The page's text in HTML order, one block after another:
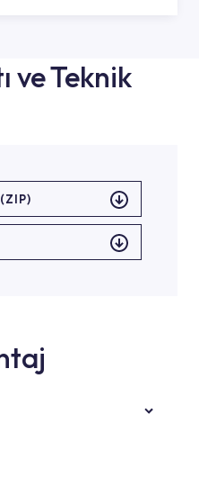
ve Teknik